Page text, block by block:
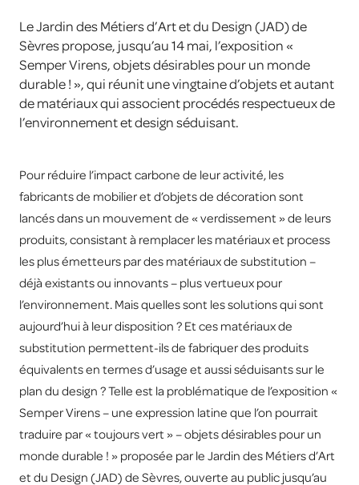
Le Jardin des Métiers d’Art et du Design (JAD) de
Sèvres propose, jusqu’au 14 mai, l’exposition «
Semper Virens, objets désirables pour un monde
durable ! », qui réunit une vingtaine d’objets et autant
de matériaux qui associent procédés respectueux de
l’environnement et design séduisant.
Pour réduire l’impact carbone de leur activité, les
fabricants de mobilier et d’objets de décoration sont
lancés dans un mouvement de « verdissement » de leurs
produits, consistant à remplacer les matériaux et process
les plus émetteurs par des matériaux de substitution –
déjà existants ou innovants – plus vertueux pour
l’environnement. Mais quelles sont les solutions qui sont
aujourd’hui à leur disposition ? Et ces matériaux de
substitution permettent-ils de fabriquer des produits
équivalents en termes d’usage et aussi séduisants sur le
plan du design ? Telle est la problématique de l’exposition «
Semper Virens – une expression latine que l’on pourrait
traduire par « toujours vert » – objets désirables pour un
monde durable ! » proposée par le Jardin des Métiers d’Art
et du Design (JAD) de Sèvres, ouverte au public jusqu’au